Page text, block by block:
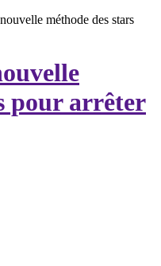
méthode des stars
pour arrêter